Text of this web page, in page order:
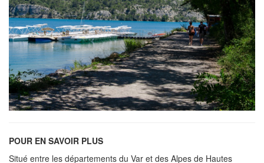
POUR EN SAVOIR PLUS
Situé entre les départements du Var et des Alpes de Hautes